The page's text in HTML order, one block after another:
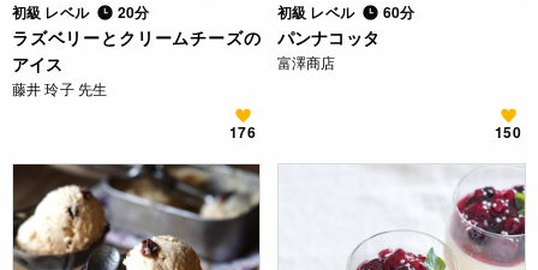
初級 レベル 20分
ラズベリーとクリームチーズの
アイス
藤井 玲子 先生
176
初級 レベル 60分
パンナコッタ
富澤商店
150